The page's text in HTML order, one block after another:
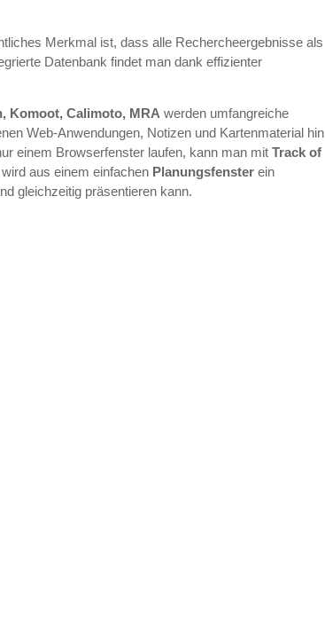
Merkmal ist, dass alle Rechercheergebnisse als
Datenbank findet man dank effizienter
Komoot, Calimoto, MRA werden umfangreiche
Web-Anwendungen, Notizen und Kartenmaterial hin
einem Browserfenster laufen, kann man mitTrack of
aus einem einfachen Planungsfenster ein
gleichzeitig präsentieren kann.